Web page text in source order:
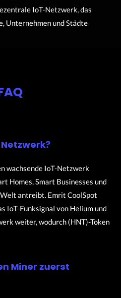
IoT-Netzwerk, das
Unternehmen und Städte
wachsende IoT-Netzwerk
Homes, Smart Businesses und
antreibt. Emrit CoolSpot
IoT-Funksignal von Helium und
weiter, wodurch (HNT)-Token
Miner zuerst